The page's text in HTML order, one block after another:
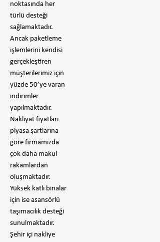
noktasında her
türlü desteği
sağlamaktadır.
Ancak paketleme
işlemlerini kendisi
gerçekleştiren
müşterilerimiz için
yüzde 50’ye varan
indirimler
yapılmaktadır.
Nakliyat fiyatları
piyasa şartlarına
göre firmamızda
çok daha makul
rakamlardan
oluşmaktadır.
Yüksek katlı binalar
için ise asansörlü
taşımacılık desteği
sunulmaktadır.
Şehir içi nakliye